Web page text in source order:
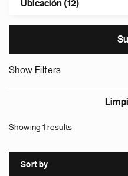
Ubicación (12)
Show Filters
Showing 1 results
Sort by